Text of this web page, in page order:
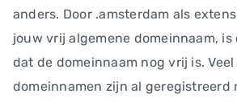
anders. Door .amsterdam als
jouw vrij algemene domeinnaam, is
dat de domeinnaam nog vrij is.
domeinnamen zijn al geregistreerd